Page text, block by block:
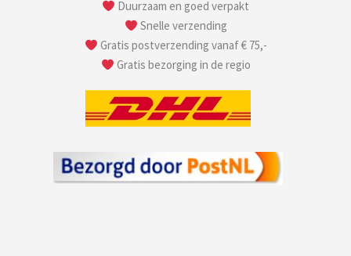
Duurzaam en goed verpakt
Snelle verzending
Gratis postverzending vanaf € 75,-
Gratis bezorging in de regio